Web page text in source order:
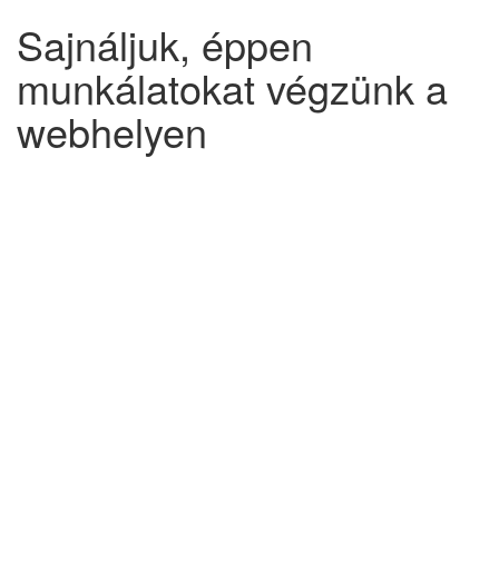
Sajnáljuk, éppen
munkálatokat végzünk a
webhelyen